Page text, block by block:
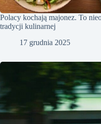
Polacy kochają majonez. To
tradycji kulinarnej
17 grudnia 2025